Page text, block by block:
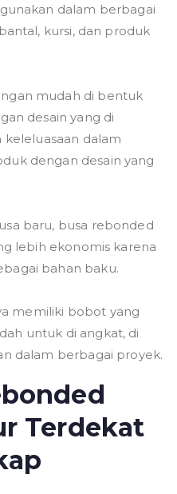
dalam berbagai
kursi, dan produk
mudah di bentuk
desain yang di
dalam
dengan desain yang
baru, busa rebonded
lebih ekonomis karena
bahan baku.
memiliki bobot yang
untuk di angkat, di
dalam berbagai proyek.
Terdekat